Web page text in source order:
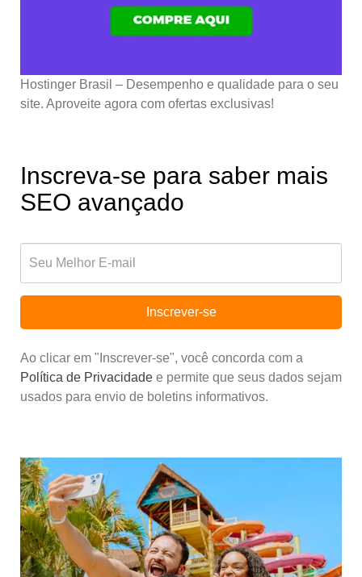
Hostinger Brasil – Desempenho e qualidade para o seu
site. Aproveite agora com ofertas exclusivas!
Inscreva-se para saber mais
SEO avançado
Inscrever-se
Ao clicar em "Inscrever-se", você concorda com a
Política de Privacidade e permite que seus dados sejam
usados para envio de boletins informativos.